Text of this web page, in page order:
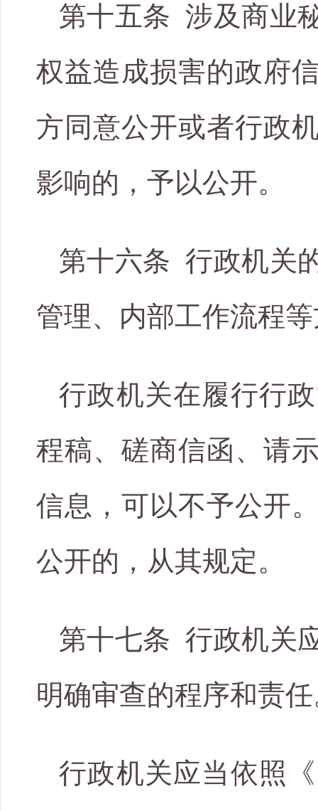
第十五条 涉及商业
权益造成损害的政府
方同意公开或者行政
影响的，予以公开。
第十六条 行政机关
管理、内部工作流程
行政机关在履行行
程稿、磋商信函、请
信息，可以不予公开
公开的，从其规定。
第十七条 行政机关
明确审查的程序和责
行政机关应当依照